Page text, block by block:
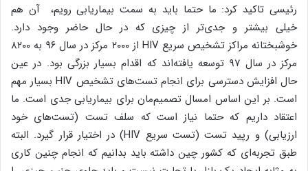
رئیسی تاکید کرد: ما حتما باید به سمت بیماریابی رویم، آن هم
خیلی بیشتر و جدی‌تر از چیزی که در حال حاضر وجود دارد.
خوشبختانه مراکز تشخیص سریعHIV
از ۲۰۰۰ مرکز در سال ۹۶ به ۸۲۰۰
مرکز در سال ۹۷ توسعه یافته‌اند که اقدام بسیار بزرگی بود. در عین
حال افزایش دسترسی برای انجام تست‌های تشخیص HIVبسیار مهم
است. بر این اساس امسال تصمیم‌مان برای بیماریابی جدی است. ما
اعتقاد داریم که حتما نیاز است که سلف تست (تست‌های خود
ارزیابی) و رپید تست (تست سریع HIV) در اختیار قرار گیرد. البته
طبق تجربه‌ای که کشور چین داشته باید بدانیم که انجام چنین کاری